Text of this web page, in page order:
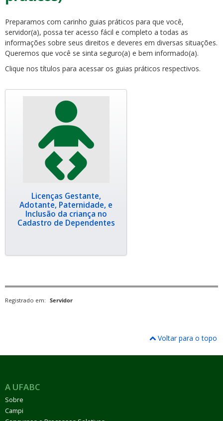
Preparamos com carinho guias práticos para que você,
servidor(a), possa ter acesso fácil e completo a todas as
informações sobre seus direitos e deveres em diversas situações.
Queremos que você se sinta seguro(a) e bem informado(a).
Clique nos títulos para acessar os guias práticos respectivos.
Licenças Gestante,
Adotante, Paternidade, e
Inclusão da criança no
Cadastro de Dependentes
Registrado em: Servidor
Voltar para o topo
A UFABC
Sobre
Campi